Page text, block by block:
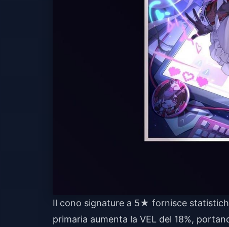
Il cono signature a 5★ fornisce
primaria aumenta la VEL del 18%,